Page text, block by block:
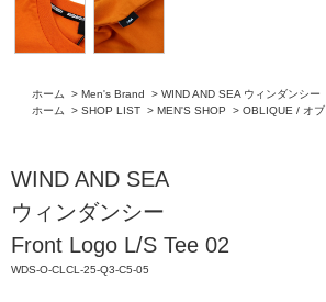
ホーム > Men's Brand > WIND AND SEA ウィンダンシー
ホーム
> SHOP LIST > MEN'S SHOP > OBLIQUE / オブ
WIND AND SEA
ウィンダンシー
Front Logo L/S Tee 02
WDS-O-CLCL-25-Q3-C5-05